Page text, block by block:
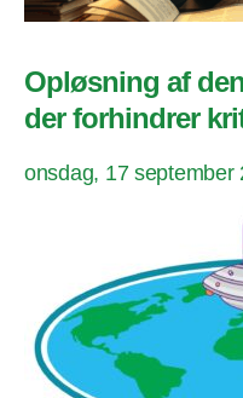
Opløsning af
der forhindrer
onsdag, 17 september